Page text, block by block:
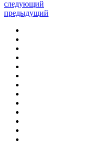
следующий
предыдущий